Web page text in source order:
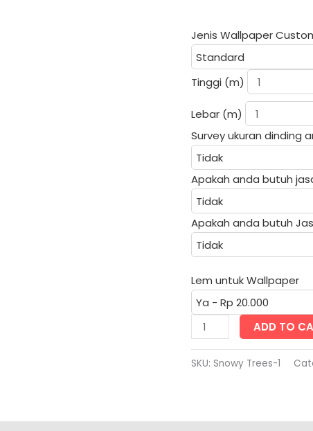
Jenis Wallpaper
Tinggi (m)
Lebar (m)
Survey ukuran dinding
Apakah anda butuh
Apakah anda butuh
Lem untuk Wallpaper
Snowy
Trees
quantity
ADD TO
SKU: Snowy Trees-1